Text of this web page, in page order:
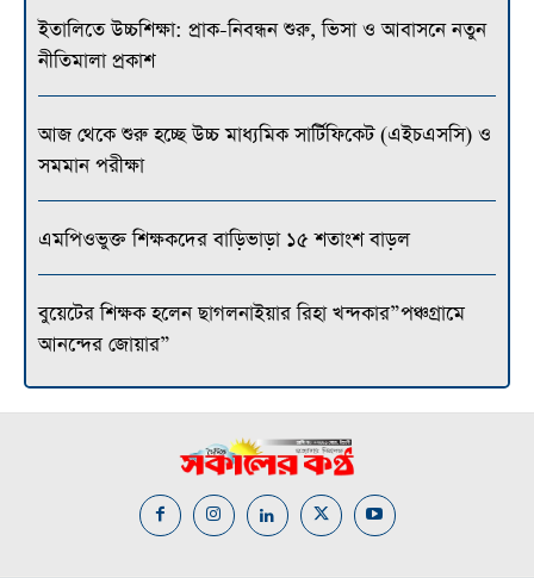
ইতালিতে উচ্চশিক্ষা: প্রাক-নিবন্ধন শুরু, ভিসা ও আবাসনে নতুন
নীতিমালা প্রকাশ
আজ থেকে শুরু হচ্ছে উচ্চ মাধ্যমিক সার্টিফিকেট (এইচএসসি) ও
সমমান পরীক্ষা
এমপিওভুক্ত শিক্ষকদের বাড়িভাড়া ১৫ শতাংশ বাড়ল
বুয়েটের শিক্ষক হলেন ছাগলনাইয়ার রিহা খন্দকার”পঞ্চগ্রামে
আনন্দের জোয়ার”